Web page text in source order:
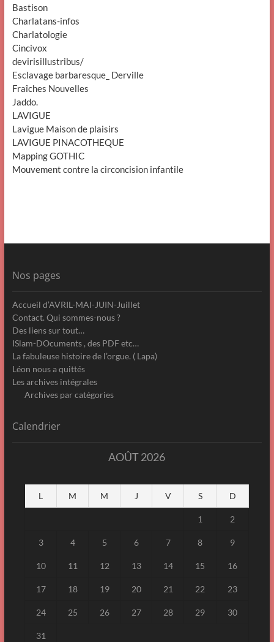
Bastison
Charlatans-infos
Charlatologie
Cincivox
devirisillustribus/
Esclavage barbaresque_ Derville
Fraîches Nouvelles
Jaddo.
LAVIGUE
Lavigue Maison de plaisirs
LAVIGUE PINACOTHEQUE
Mapping GOTHIC
Mouvement contre la circoncision infantile
Nos pages
Accueil d’AVRIL-MAI-JUIN-Juillet
Contact. Qui sommes-nous ?
Des liens sur tout…
ISlam-DOcuments , des PDF etc…
La fabuleuse histoire de l’orgue. ( Lapa)
Léon nous a quittés
Les archives intégrales
Archives par catégories
Calendrier
AOÛT 2026
L M M J V S D
1 2
3 4 5 6 7 8 9
10 11 12 13 14 15 16
17 18 19 20 21 22 23
24 25 26 27 28 29 30
31